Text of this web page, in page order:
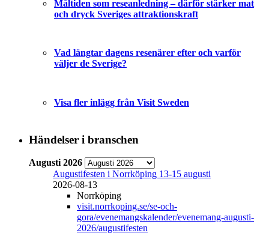
Måltiden som reseanledning – därför stärker mat
och dryck Sveriges attraktionskraft
Vad längtar dagens resenärer efter och varför
väljer de Sverige?
Visa fler inlägg från Visit Sweden
Händelser i branschen
Augusti 2026
Augustifesten i Norrköping 13-15 augusti
2026-08-13
Norrköping
visit.norrkoping.se/se-och-
gora/evenemangskalender/evenemang-augusti-
2026/augustifesten